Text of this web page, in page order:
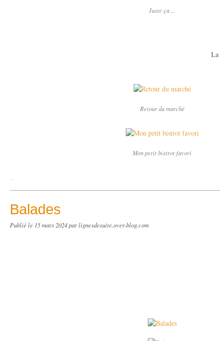
Juste ça ...
La maison dans
Retour du marché
Mon petit bistrot favori
…
Balades
Publié le 15 mars 2024par lignesdesuite.over-blog.com